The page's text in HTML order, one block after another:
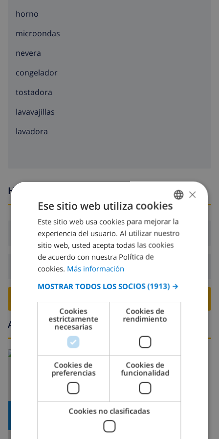
horno
microondas
nevera
congelador
tostadora
lavavajillas
lavadora
Horario de llegada y salida
Llegada:Desde 16:00 antes de 19:00
Salida:Antes de: 10:00
Alrededores
SPANISH
DUTCH
FRENCH
GERMAN
CATALAN
ITALIAN
DANISH
×
Ese sitio web utiliza cookies
Este sitio web usa cookies para mejorar la
experiencia del usuario. Al utilizar nuestro
sitio web, usted acepta todas las cookies
de acuerdo con nuestra Política de
cookies. Más información
MOSTRAR TODOS LOS SOCIOS (1913) →
Cookies
estrictamente
necesarias
Cookies de
rendimiento
Cookies de
preferencias
Cookies de
funcionalidad
Cookies no clasificadas